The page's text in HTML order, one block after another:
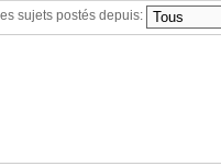
sujets postés depuis: